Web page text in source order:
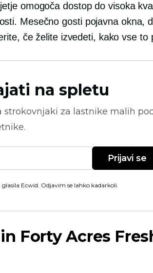
omogoča dostop dovisoka
Mesečno gosti pojavna okna,
če želite izvedeti, kako vse to
na spletu
strokovnjaki za lastnike malih
Prijavi se
Ecwid. Odjavim se lahko kadarkoli.
Forty Acres